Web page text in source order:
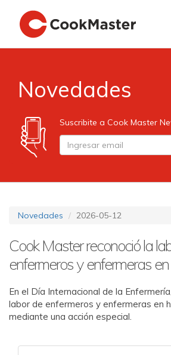
Novedades
Suscribite a Cook Master
Novedades 2026-05-12
Cook Master reconoció la
enfermeros y enfermeras
En el Día Internacional de la
labor de enfermeros y enfermeras en
mediante una acción especial.